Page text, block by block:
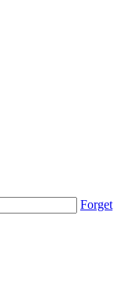
Forget